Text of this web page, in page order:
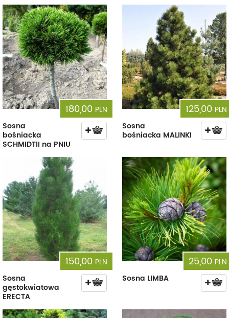
180,00 PLN
Sosna
bośniacka
SCHMIDTII na PNIU
125,00 PLN
Sosna
bośniacka MALINKI
150,00 PLN
Sosna
gęstokwiatowa
ERECTA
25,00 PLN
Sosna LIMBA